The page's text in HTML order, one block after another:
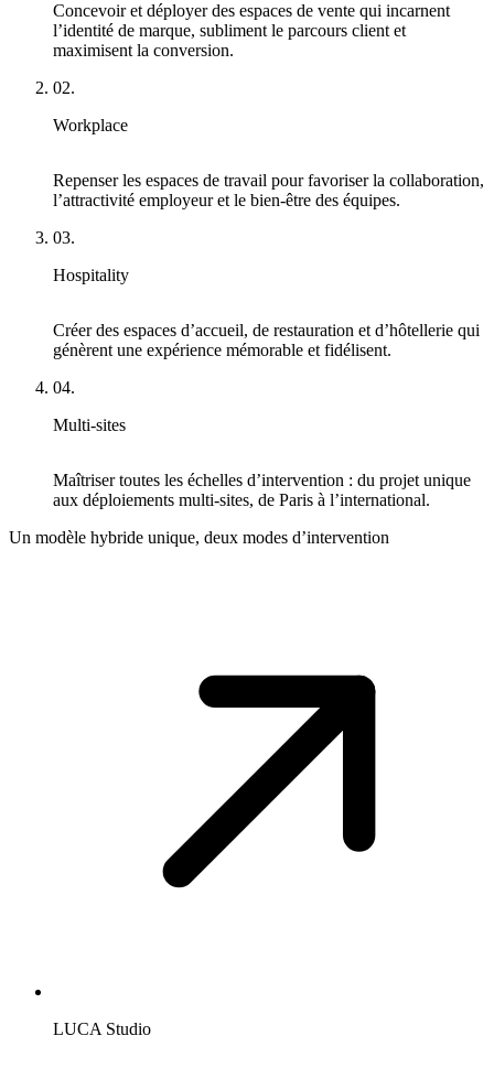
Concevoir et déployer des espaces de vente qui incarnent
l’identité de marque, subliment le parcours client et
maximisent la conversion.
02.
Workplace
Repenser les espaces de travail pour favoriser la collaboration,
l’attractivité employeur et le bien-être des équipes.
03.
Hospitality
Créer des espaces d’accueil, de restauration et d’hôtellerie qui
génèrent une expérience mémorable et fidélisent.
04.
Multi-sites
Maîtriser toutes les échelles d’intervention : du projet unique
aux déploiements multi-sites, de Paris à l’international.
Un modèle hybride unique, deux modes d’intervention
LUCA Studio